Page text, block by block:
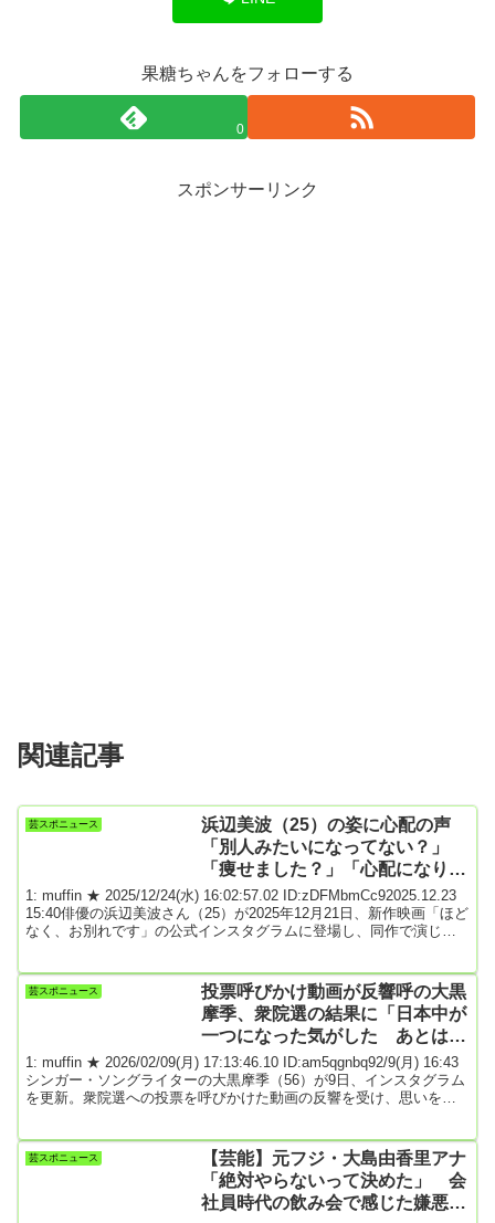
果糖ちゃんをフォローする
0
スポンサーリンク
関連記事
芸スポニュース
浜辺美波（25）の姿に心配の声
「別人みたいになってない？」
「痩せました？」「心配になりま
す」
1: muffin ★ 2025/12/24(水) 16:02:57.02 ID:zDFMbmCc92025.12.23
15:40俳優の浜辺美波さん（25）が2025年12月21日、新作映画「ほど
なく、お別れです」の公式インスタグラムに登場し、同作で演じた
日公開の「ほどなく、お別れです」の主演を務めている。葬儀会社
に就職したばかりの新人葬祭プランナー・清水美空役を演じた。...
芸スポニュース
投票呼びかけ動画が反響呼の大黒
摩季、衆院選の結果に「日本中が
一つになった気がした あとはも
う首相にこれからを託して」
1: muffin ★ 2026/02/09(月) 17:13:46.10 ID:am5qgnbq92/9(月) 16:43
シンガー・ソングライターの大黒摩季（56）が9日、インスタグラム
を更新。衆院選への投票を呼びかけた動画の反響を受け、思いをつ
すぐ世の中変えちゃって」と書き出し、自身の楽曲「熱くなれ」に
乗せて、「君らを舐めてる腐った大人を裁いて信じられる大人を
芸スポニュース
【芸能】元フジ・大島由香里アナ
「絶対やらないって決めた」 会
社員時代の飲み会で感じた嫌悪